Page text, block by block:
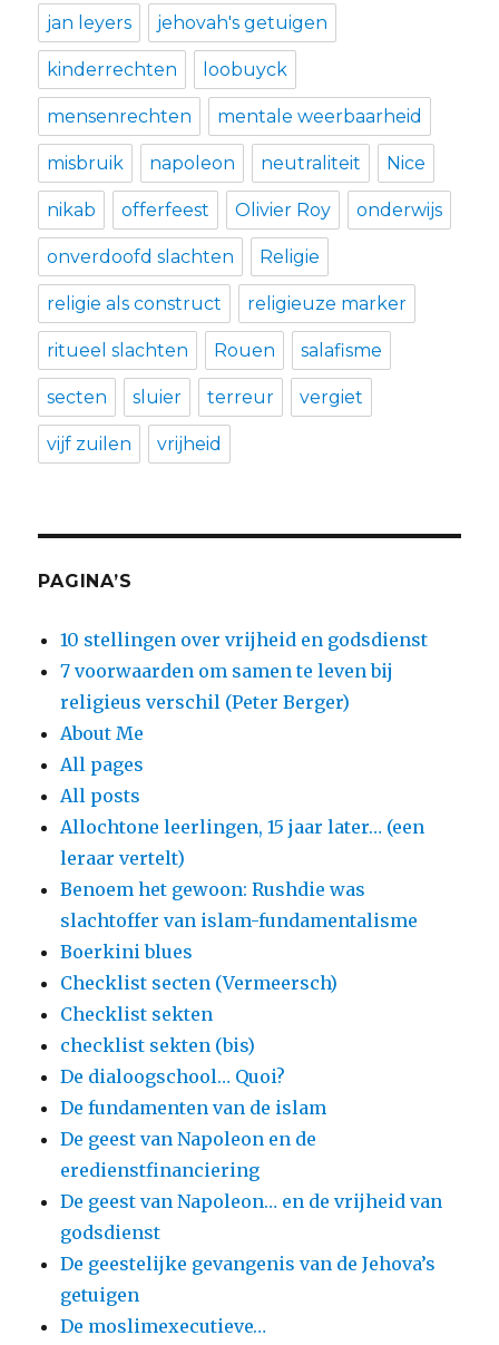
jan leyers jehovah's getuigen
kinderrechten loobuyck
mensenrechten mentale weerbaarheid
misbruik napoleon neutraliteit Nice
nikab offerfeest Olivier Roy onderwijs
onverdoofd slachten Religie
religie als construct religieuze marker
ritueel slachten Rouen salafisme
secten sluier terreur vergiet
vijf zuilen vrijheid
PAGINA’S
10 stellingen over vrijheid en godsdienst
7 voorwaarden om samen te leven bij
religieus verschil (Peter Berger)
About Me
All pages
All posts
Allochtone leerlingen, 15 jaar later… (een
leraar vertelt)
Benoem het gewoon: Rushdie was
slachtoffer van islam-fundamentalisme
Boerkini blues
Checklist secten (Vermeersch)
Checklist sekten
checklist sekten (bis)
De dialoogschool… Quoi?
De fundamenten van de islam
De geest van Napoleon en de
eredienstfinanciering
De geest van Napoleon… en de vrijheid van
godsdienst
De geestelijke gevangenis van de Jehova’s
getuigen
De moslimexecutieve…